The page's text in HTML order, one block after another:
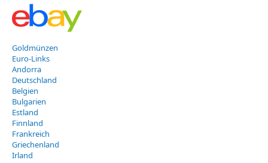
Goldmünzen
Euro-Links
Andorra
Deutschland
Belgien
Bulgarien
Estland
Finnland
Frankreich
Griechenland
Irland